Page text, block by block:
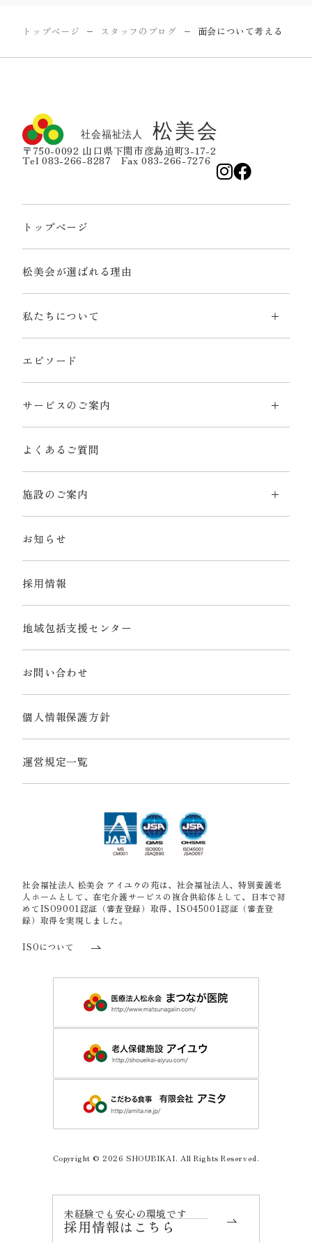
トップページ ー スタッフのブログ ー 面会について考える
〒750-0092 山口県下関市彦島迫町3-17-2
Tel 083-266-8287 Fax 083-266-7276
トップページ
松美会が選ばれる理由
私たちについて
エピソード
サービスのご案内
よくあるご質問
施設のご案内
お知らせ
採用情報
地域包括支援センター
お問い合わせ
個人情報保護方針
運営規定一覧
社会福祉法人 松美会 アイユウの苑は、社会福祉法人、特別養護老
人ホームとして、在宅介護サービスの複合供給体として、日本で初
めてISO9001認証（審査登録）取得、ISO45001認証（審査登
録）取得を実現しました。
ISOについて
Copyright © 2026 SHOUBIKAI. All Rights Reserved.
未経験でも安心の環境です
採用情報はこちら